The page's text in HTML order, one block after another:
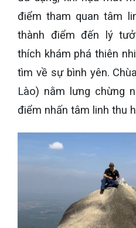
điểm tham quan tâm
thành điểm đến lý
thích khám phá thiên
tìm về sự bình yên.
Lào) nằm lưng chừng
điểm nhấn tâm linh thu